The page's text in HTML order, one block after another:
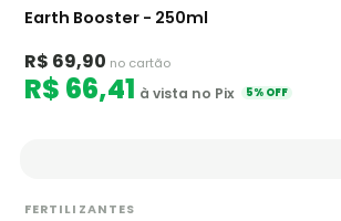
Earth Booster - 250ml
R$ 69,90 no cartão
R$ 66,41 à vista no Pix 5% OFF
FERTILIZANTES